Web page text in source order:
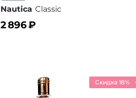
Nautica Classic
2 896₽
Скидка 18%